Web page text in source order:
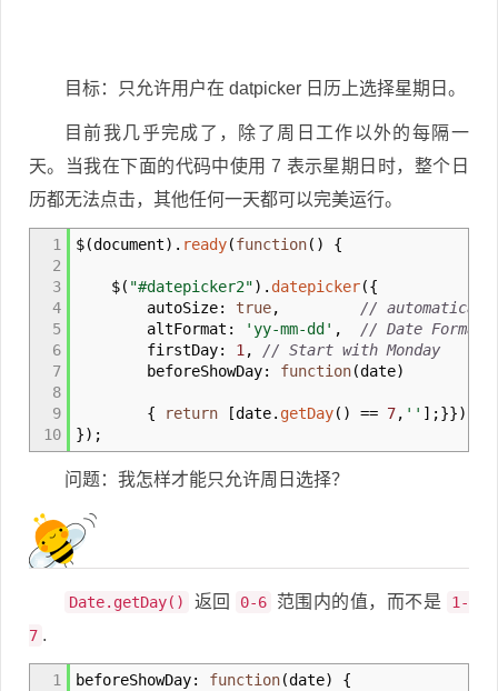
目标：只允许用户在 datpicker 日历上选择星期日。
目前我几乎完成了，除了周日工作以外的每隔一
天。当我在下面的代码中使用 7 表示星期日时，整个日
历都无法点击，其他任何一天都可以完美运行。
1
2
3
4
5
6
7
8
9
10
$(document) . ready(function( ) {
$( "#datepicker2") . datepicker({
autoSize: true,
//
altFormat : 'yy-mm-dd' ,
// Date Format
firstDay: 1 ,
// Start with Monday
beforeShowDay: function(date)
{ return [date. getDay( ) == 7, '' ] ;}})
}) ;
问题：我怎样才能只允许周日选择？
Date.getDay() 返回 0-6 范围内的值，而不是
1-
7 .
1
beforeShowDay: function(date)
{